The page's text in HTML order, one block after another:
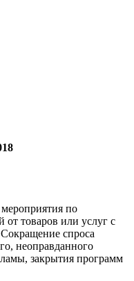
по
от товаров или услуг с
спроса
неоправданного
закрытия программ